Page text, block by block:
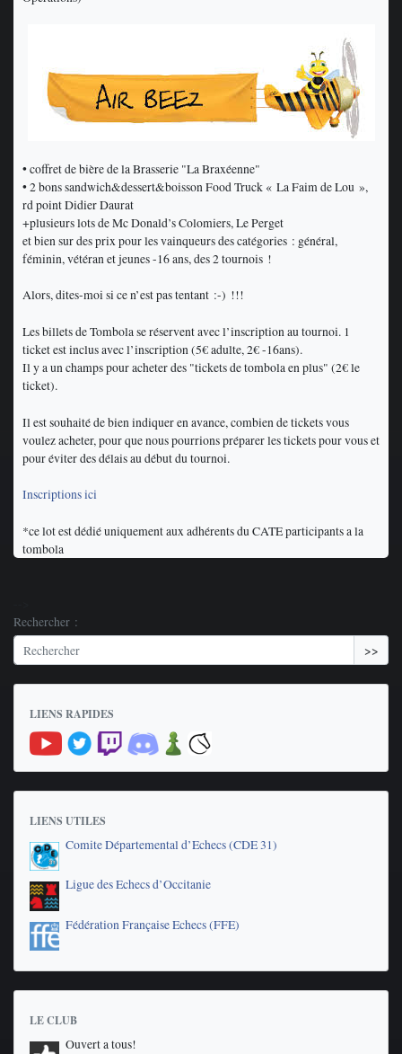
• coffret de bière de la Brasserie "La Braxéenne"
• 2 bons sandwich&dessert&boisson Food Truck « La Faim de Lou »,
rd point Didier Daurat
+plusieurs lots de Mc Donald’s Colomiers, Le Perget
et bien sur des prix pour les vainqueurs des catégories : général,
féminin, vétéran et jeunes -16 ans, des 2 tournois !
Alors, dites-moi si ce n’est pas tentant :-) !!!
Les billets de Tombola se réservent avec l’inscription au tournoi. 1
ticket est inclus avec l’inscription (5€ adulte, 2€ -16ans).
Il y a un champs pour acheter des "tickets de tombola en plus" (2€ le
ticket).
Il est souhaité de bien indiquer en avance, combien de tickets vous
voulez acheter, pour que nous pourrions préparer les tickets pour vous et
pour éviter des délais au début du tournoi.
Inscriptions ici
*ce lot est dédié uniquement aux adhérents du CATE participants a la
tombola
Rechercher :
>>
LIENS RAPIDES
LIENS UTILES
Comite Départemental d’Echecs (CDE 31)
Ligue des Echecs d’Occitanie
Fédération Française Echecs (FFE)
LE CLUB
Ouvert a tous!